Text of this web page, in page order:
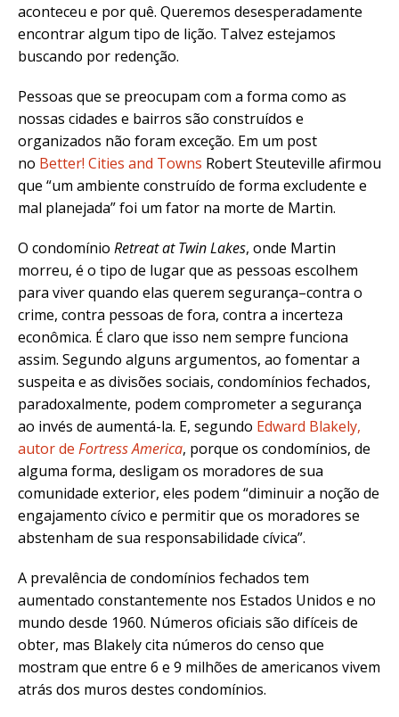
aconteceu e por quê. Queremos desesperadamente
encontrar algum tipo de lição. Talvez estejamos
buscando por redenção.
Pessoas que se preocupam com a forma como as
nossas cidades e bairros são construídos e
organizados não foram exceção. Em um post
no Better! Cities and Towns Robert Steuteville afirmou
que “um ambiente construído de forma excludente e
mal planejada” foi um fator na morte de Martin.
O condomínio Retreat at Twin Lakes, onde Martin
morreu, é o tipo de lugar que as pessoas escolhem
para viver quando elas querem segurança–contra o
crime, contra pessoas de fora, contra a incerteza
econômica. É claro que isso nem sempre funciona
assim. Segundo alguns argumentos, ao fomentar a
suspeita e as divisões sociais, condomínios fechados,
paradoxalmente, podem comprometer a segurança
ao invés de aumentá-la. E, segundo Edward Blakely,
autor de Fortress America, porque os condomínios, de
alguma forma, desligam os moradores de sua
comunidade exterior, eles podem “diminuir a noção de
engajamento cívico e permitir que os moradores se
abstenham de sua responsabilidade cívica”.
A prevalência de condomínios fechados tem
aumentado constantemente nos Estados Unidos e no
mundo desde 1960. Números oficiais são difíceis de
obter, mas Blakely cita números do censo que
mostram que entre 6 e 9 milhões de americanos vivem
atrás dos muros destes condomínios.